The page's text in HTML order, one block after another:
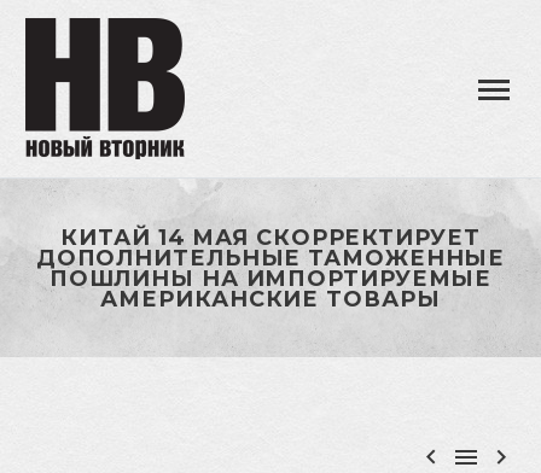
КИТАЙ 14 МАЯ СКОРРЕКТИРУЕТ
ДОПОЛНИТЕЛЬНЫЕ ТАМОЖЕННЫЕ
ПОШЛИНЫ НА ИМПОРТИРУЕМЫЕ
АМЕРИКАНСКИЕ ТОВАРЫ
  